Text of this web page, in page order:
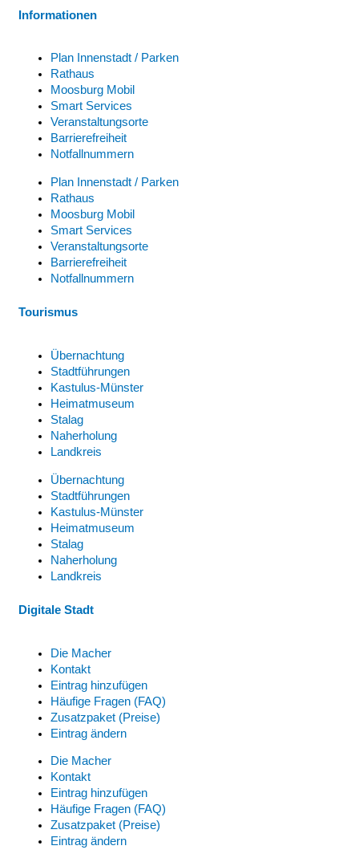
Informationen
Plan Innenstadt / Parken
Rathaus
Moosburg Mobil
Smart Services
Veranstaltungsorte
Barrierefreiheit
Notfallnummern
Plan Innenstadt / Parken
Rathaus
Moosburg Mobil
Smart Services
Veranstaltungsorte
Barrierefreiheit
Notfallnummern
Tourismus
Übernachtung
Stadtführungen
Kastulus-Münster
Heimatmuseum
Stalag
Naherholung
Landkreis
Übernachtung
Stadtführungen
Kastulus-Münster
Heimatmuseum
Stalag
Naherholung
Landkreis
Digitale Stadt
Die Macher
Kontakt
Eintrag hinzufügen
Häufige Fragen (FAQ)
Zusatzpaket (Preise)
Eintrag ändern
Die Macher
Kontakt
Eintrag hinzufügen
Häufige Fragen (FAQ)
Zusatzpaket (Preise)
Eintrag ändern